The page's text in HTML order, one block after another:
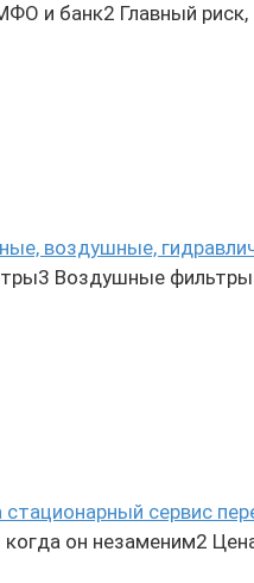
и банк2 Главный
воздушные,
Воздушные
сервис
он незаменим2